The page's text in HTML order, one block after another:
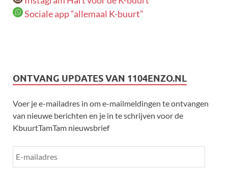
Sociale app “allemaal K-buurt”
ONTVANG UPDATES VAN 1104ENZO.NL
Voer je e-mailadres in om e-mailmeldingen te ontvangen
van nieuwe berichten en je in te schrijven voor de
KbuurtTamTam nieuwsbrief